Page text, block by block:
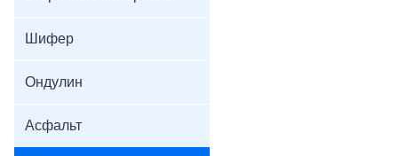
Шифер
Ондулин
Асфальт